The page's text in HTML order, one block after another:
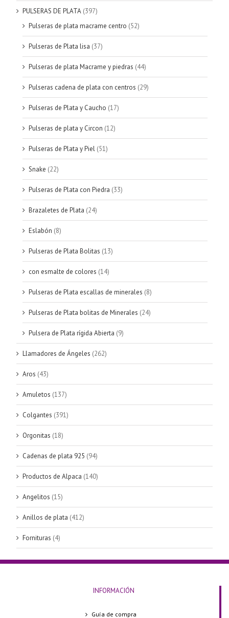
PULSERAS DE PLATA (397)
Pulseras de plata macrame centro (52)
Pulseras de Plata lisa (37)
Pulseras de plata Macrame y piedras (44)
Pulseras cadena de plata con centros (29)
Pulseras de Plata y Caucho (17)
Pulseras de plata y Circon (12)
Pulseras de Plata y Piel (51)
Snake (22)
Pulseras de Plata con Piedra (33)
Brazaletes de Plata (24)
Eslabón (8)
Pulseras de Plata Bolitas (13)
con esmalte de colores (14)
Pulseras de Plata escallas de minerales (8)
Pulseras de Plata bolitas de Minerales (24)
Pulsera de Plata rígida Abierta (9)
Llamadores de Ángeles (262)
Aros (43)
Amuletos (137)
Colgantes (391)
Orgonitas (18)
Cadenas de plata 925 (94)
Productos de Alpaca (140)
Angelitos (15)
Anillos de plata (412)
Fornituras (4)
INFORMACIÓN
Guía de compra